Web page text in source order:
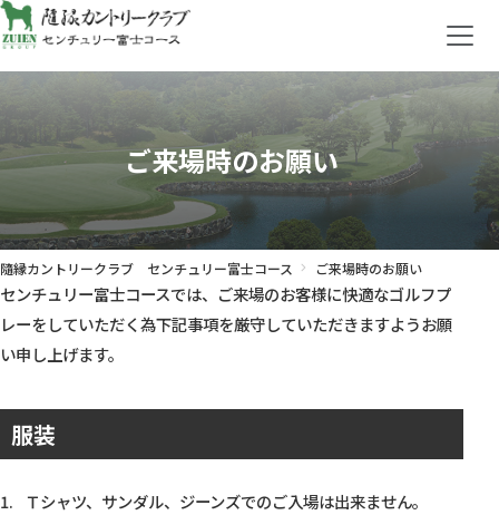
ご来場時のお願い
隨縁カントリークラブ センチュリー富士コース ご来場時のお願い
センチュリー富士コースでは、ご来場のお客様に快適なゴルフプ
レーをしていただく為下記事項を厳守していただきますようお願
い申し上げます。
服装
Ｔシャツ、サンダル、ジーンズでのご入場は出来ません。